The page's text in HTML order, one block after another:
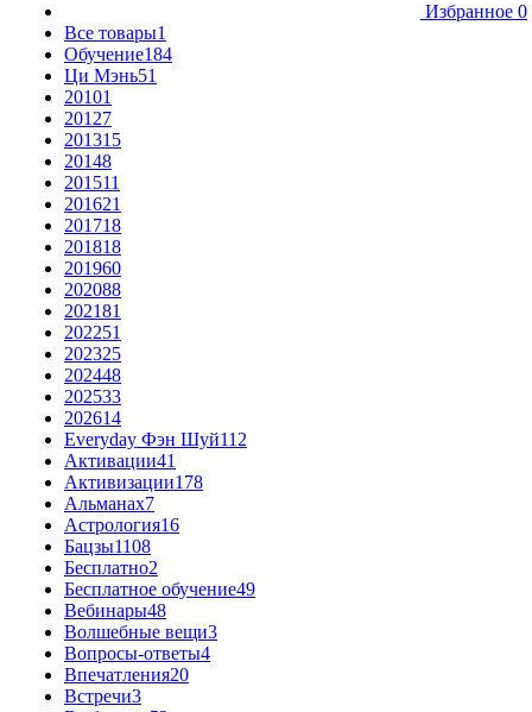
Избранное 0
Все товары1
Обучение184
Ци Мэнь51
20101
20127
201315
20148
201511
201621
201718
201818
201960
202088
202181
202251
202325
202448
202533
202614
Everyday Фэн Шуй112
Активации41
Активизации178
Альманах7
Астрология16
Бацзы1108
Бесплатно2
Бесплатное обучение49
Вебинары48
Волшебные вещи3
Вопросы-ответы4
Впечатления20
Встречи3